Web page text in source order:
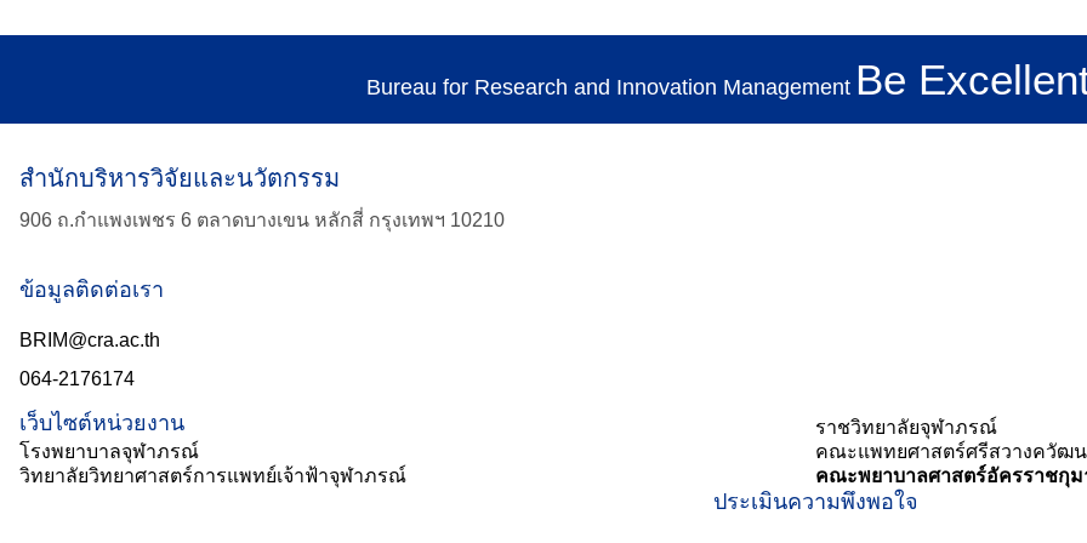
Bureau for Research and Innovation Management Be
สำนักบริหารวิจัยและนวัตกรรม
906 ถ.กำแพงเพชร 6 ตลาดบางเขน หลักสี่ กรุงเทพฯ 10210
ข้อมูลติดต่อเรา
BRIM@cra.ac.th
064-2176174
เว็บไซต์หน่วยงาน
ราชวิทยาลัยจุฬาภรณ์
โรงพยาบาลจุฬาภรณ์
คณะแพทยศาสตร์ศรีสวางควัฒน
วิทยาลัยวิทยาศาสตร์การแพทย์เจ้าฟ้าจุฬาภรณ์
คณะพยาบาลศาสตร์อัครราชกุม
ประเมินความพึงพอใจ